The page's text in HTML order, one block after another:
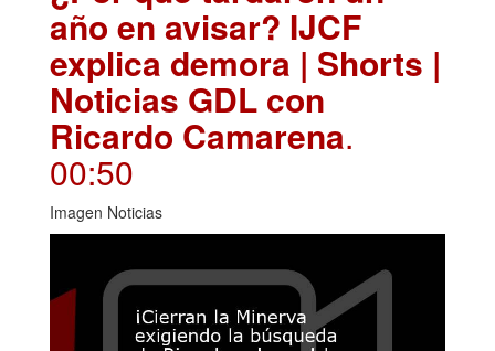
año en avisar? IJCF
explica demora | Shorts |
Noticias GDL con
Ricardo Camarena.
00:50
Imagen Noticias